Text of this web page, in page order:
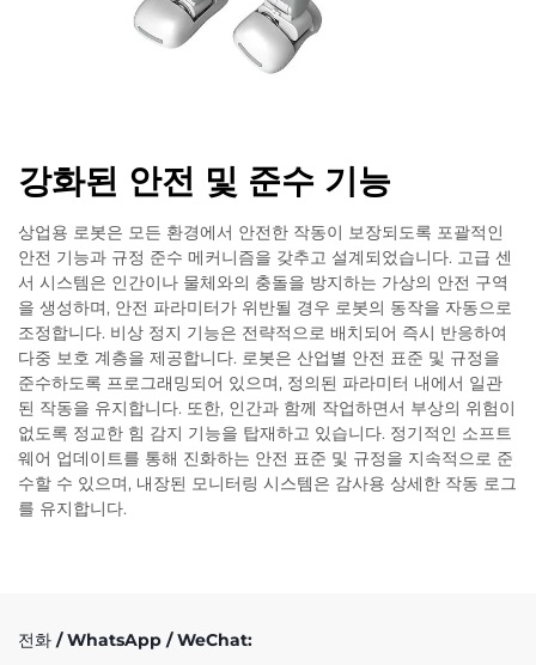
강화된 안전 및 준수 기능
상업용 로봇은 모든 환경에서 안전한 작동이 보장되도록 포괄적인
안전 기능과 규정 준수 메커니즘을 갖추고 설계되었습니다. 고급 센
서 시스템은 인간이나 물체와의 충돌을 방지하는 가상의 안전 구역
을 생성하며, 안전 파라미터가 위반될 경우 로봇의 동작을 자동으로
조정합니다. 비상 정지 기능은 전략적으로 배치되어 즉시 반응하여
다중 보호 계층을 제공합니다. 로봇은 산업별 안전 표준 및 규정을
준수하도록 프로그래밍되어 있으며, 정의된 파라미터 내에서 일관
된 작동을 유지합니다. 또한, 인간과 함께 작업하면서 부상의 위험이
없도록 정교한 힘 감지 기능을 탑재하고 있습니다. 정기적인 소프트
웨어 업데이트를 통해 진화하는 안전 표준 및 규정을 지속적으로 준
수할 수 있으며, 내장된 모니터링 시스템은 감사용 상세한 작동 로그
를 유지합니다.
전화 / WhatsApp / WeChat: